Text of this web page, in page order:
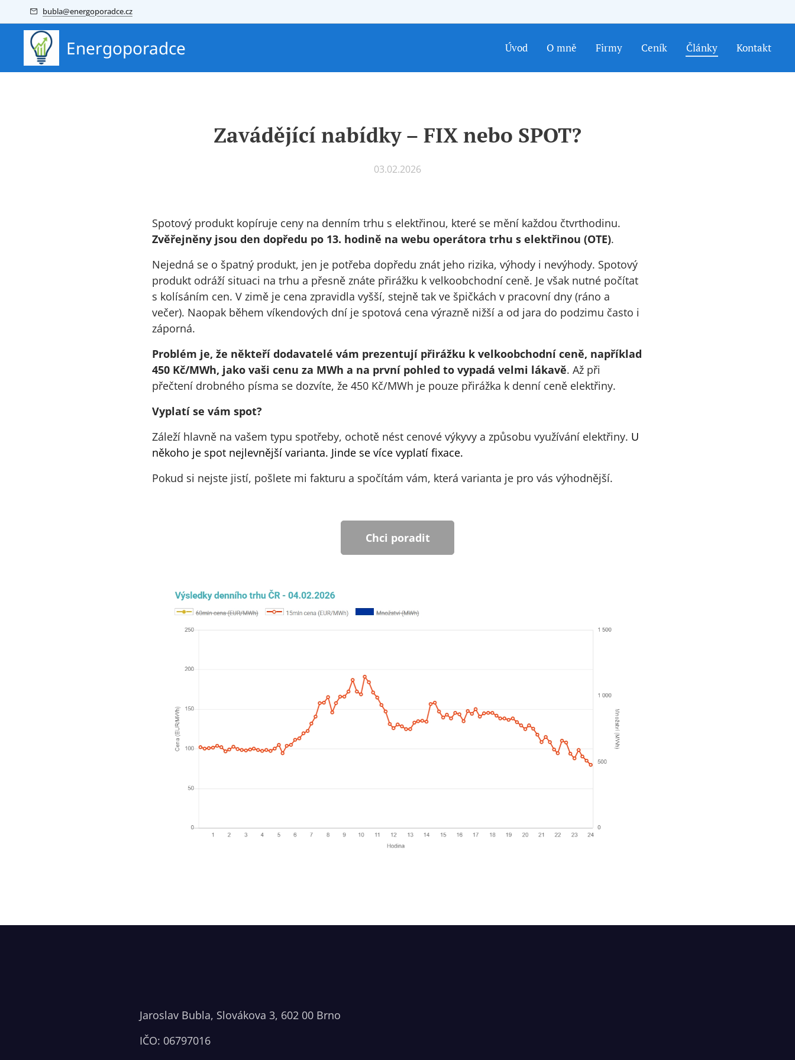
bubla@energoporadce.cz
Energoporadce Úvod O mně Firmy Ceník Články Kontakt
Zavádějící nabídky – FIX nebo SPOT?
03.02.2026
Spotový produkt kopíruje ceny na denním trhu s elektřinou, které se mění každou čtvrthodinu.
Zvěřejněny jsou den dopředu po 13. hodině na webu operátora trhu s elektřinou (OTE).
Nejedná se o špatný produkt, jen je potřeba dopředu znát jeho rizika, výhody i nevýhody. Spotový
produkt odráží situaci na trhu a přesně znáte přirážku k velkoobchodní ceně. Je však nutné počítat
s kolísáním cen. V zimě je cena zpravidla vyšší, stejně tak ve špičkách v pracovní dny (ráno a
večer). Naopak během víkendových dní je spotová cena výrazně nižší a od jara do podzimu často i
záporná.
Problém je, že někteří dodavatelé vám prezentují přirážku k velkoobchodní ceně, například
450 Kč/MWh, jako vaši cenu za MWh a na první pohled to vypadá velmi lákavě. Až při
přečtení drobného písma se dozvíte, že 450 Kč/MWh je pouze přirážka k denní ceně elektřiny.
Vyplatí se vám spot?
Záleží hlavně na vašem typu spotřeby, ochotě nést cenové výkyvy a způsobu využívání elektřiny. U
někoho je spot nejlevnější varianta. Jinde se více vyplatí fixace.
Pokud si nejste jistí, pošlete mi fakturu a spočítám vám, která varianta je pro vás výhodnější.
Chci poradit
Jaroslav Bubla, Slovákova 3, 602 00 Brno
IČO: 06797016